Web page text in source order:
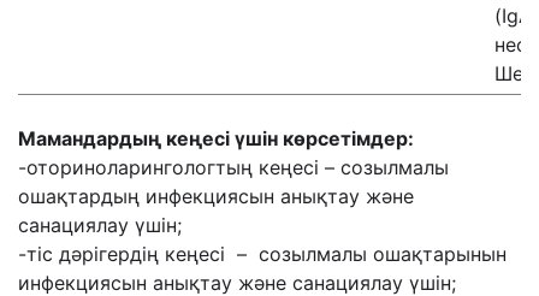
(IgA-
Мамандардың кеңесі үшін көрсетімдер:
-оториноларингологтың кеңесі – созылмалы
ошақтардың инфекциясын анықтау және
санациялау үшін;
-тіс дәрігердің кеңесі – созылмалы ошақтарынын
инфекциясын анықтау және санациялау үшін;